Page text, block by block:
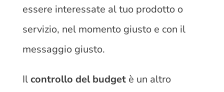
essere interessate al tuo prodotto o
servizio, nel momento giusto e con il
messaggio giusto.
Ilcontrollo del budgetè un altro